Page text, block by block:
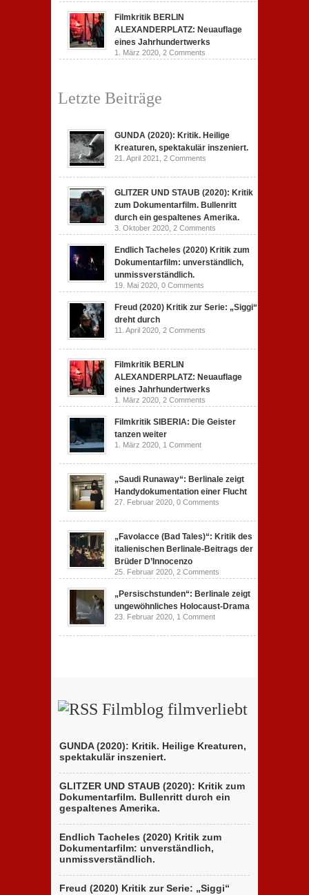
Filmkritik BERLIN
ALEXANDERPLATZ: Neuauflage
eines Jahrhundertwerks
1. März 2020, 2 Comments
Letzte Beiträge
GUNDA (2020): Kritik. Heilige
Kreaturen, spektakulär inszeniert.
21. April 2021, 2 Comments
GLITZER UND STAUB (2020): Kritik
zum Dokumentarfilm. Bullenritt
durch ein gespaltenes Amerika.
3. Oktober 2020, 2 Comments
Endlich Tacheles (2020) Kritik zum
Dokumentarfilm: unverständlich,
unmissverständlich.
19. Mai 2020, 0 Comments
Freud (2020) Kritik zur Serie: „Siggi“
dreht durch
11. April 2020, 2 Comments
Filmkritik BERLIN
ALEXANDERPLATZ: Neuauflage
eines Jahrhundertwerks
1. März 2020, 2 Comments
Filmkritik SIBERIA: Die Geister
tanzen weiter
1. März 2020, 1 Comment
„Saudi Runaway“: Berlinale zeigt
Handydokumentation einer Flucht
27. Februar 2020, 0 Comments
„Favolacce (Bad Tales)“: Kritik des
italienischen Berlinale-Beitrags der
Brüder D’Innocenzo
25. Februar 2020, 2 Comments
„Persischstunden“: Berlinale zeigt
ungewöhnliches Holocaust-Drama
23. Februar 2020, 1 Comment
Filmblog filmverliebt
GUNDA (2020): Kritik. Heilige Kreaturen,
spektakulär inszeniert.
GLITZER UND STAUB (2020): Kritik zum
Dokumentarfilm. Bullenritt durch ein
gespaltenes Amerika.
Endlich Tacheles (2020) Kritik zum
Dokumentarfilm: unverständlich,
unmissverständlich.
Freud (2020) Kritik zur Serie: „Siggi“